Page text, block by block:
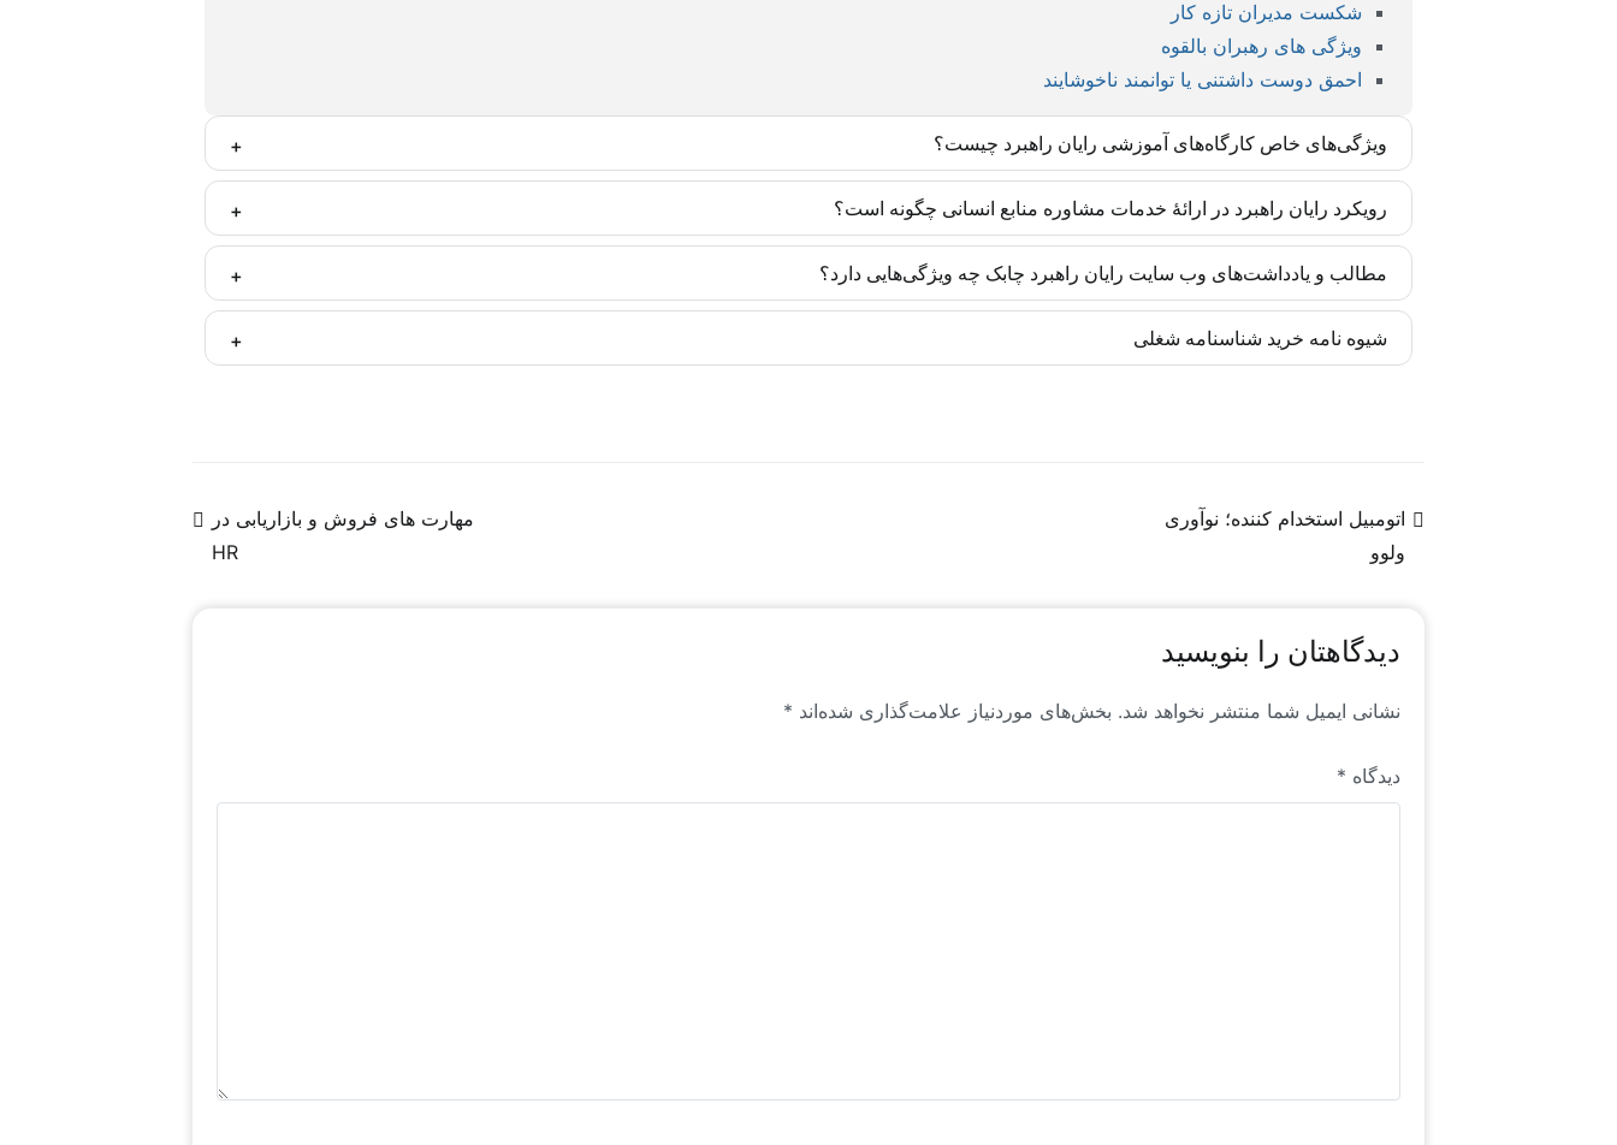
شکست مدیران تازه کار
ویژگی های رهبران بالقوه
احمق دوست داشتنی یا توانمند ناخوشایند
ویژگی‌های خاص کارگاه‌های آموزشی رایان راهبرد چیست؟
کارگاه‌های رایان راهبرد بر اساس مدل‌ها و روش‌های روز دنیا و با رویکرد ایجاد مهارت تخصصی تدارک دیده شده‌اند و یادگیری انجام موضوع آموزش پس از مشارکت فعال
تضمین شده است. این مهارت‌ها برای مدیران و متخصصان منابع انسانی یک مزیت رقابتی ایجاد می‌کنند تا در موقعیت‌های شغلی مناسبی در این حرفه قرار گیرند.
رویکرد رایان راهبرد در ارائۀ خدمات مشاوره منابع انسانی چگونه است؟
رایان راهبرد تأکید زیادی به درونی‌سازی متدهای به کار گرفته‌شده در سازمان‌ها دارد. به طوری که تمامی پروژه‌های مشاوره پس از آموزش به ذینفعان و متولیان منابع
انسانی سازمان آغاز می‌شوند. بدین ترتیب اجرا با آگاهی از دورنما و تسلط بر تکنیک همراه خواهد بود. سازمان نیز در آینده وابسته به مشاور نبوده و می‌تواند خود،
به‌روز‌رسانی‌ها را متناسب با تغییرات پیش برد.
مطالب و یادداشت‌های وب سایت رایان راهبرد چابک چه ویژگی‌هایی دارد؟
کادر تحریریه رایان راهبرد چابک متشکل از متخصصان منابع انسانی با تسلط بر روزنامه‌نگاری است و متفاوت با فعالان دیجیتال مارکتینگ فعال در فضای مجازی و
شبکه‌های اجتماعی، به کیفیت محتوا وفادارند. مطالب و یادداشت‌هایی که در وب سایت منتشر می‌شوند، عمدتاً محتوای تولیدی و یا ترجمه‌ای از روندها و سیگنال‌های موجود
شیوه نامه خرید شناسنامه شغلی
اتومبیل استخدام کننده؛ نوآوری
ولوو
مهارت های فروش و بازاریابی در
HR
دیدگاهتان را بنویسید
نشانی ایمیل شما منتشر نخواهد شد. بخش‌های موردنیاز علامت‌گذاری شده‌اند *
دیدگاه *